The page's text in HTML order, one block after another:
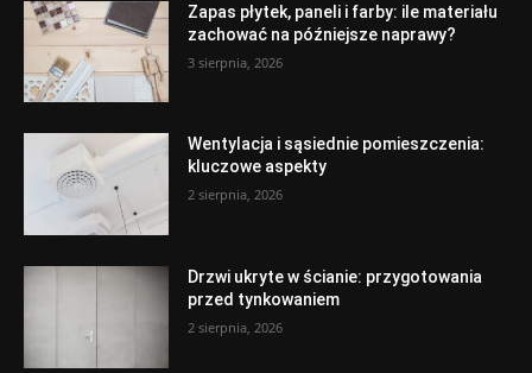
Zapas płytek, paneli i farby: ile materiału
zachować na późniejsze naprawy?
3 sierpnia, 2026
Wentylacja i sąsiednie pomieszczenia:
kluczowe aspekty
2 sierpnia, 2026
Drzwi ukryte w ścianie: przygotowania
przed tynkowaniem
2 sierpnia, 2026